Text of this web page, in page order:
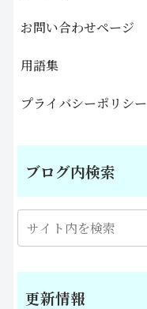
お問い合わせページ
用語集
プライバシーポリシー
ブログ内検索
更新情報